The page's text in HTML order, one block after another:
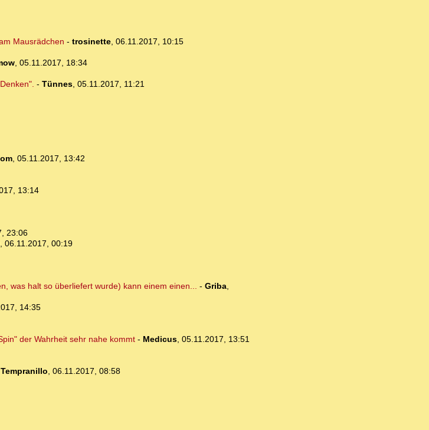
Mausrädchen - trosinette, 06.11.2017, 10:15
, 05.11.2017, 18:34
- Tünnes, 05.11.2017, 11:21
, 05.11.2017, 13:42
13:14
23:06
, 06.11.2017, 00:19
was halt so überliefert wurde) kann einem einen... - Griba,
14:35
der Wahrheit sehr nahe kommt- Medicus, 05.11.2017, 13:51
Tempranillo, 06.11.2017, 08:58